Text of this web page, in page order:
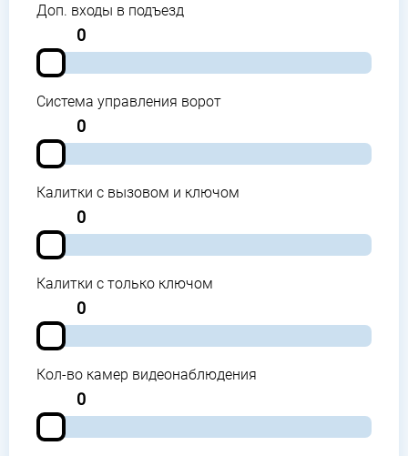
Доп. входы в подъезд
0
Система управления ворот
0
Калитки с вызовом и ключом
0
Калитки с только ключом
0
Кол-во камер видеонаблюдения
0